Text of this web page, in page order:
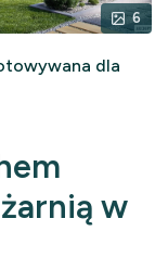
6
dla
w